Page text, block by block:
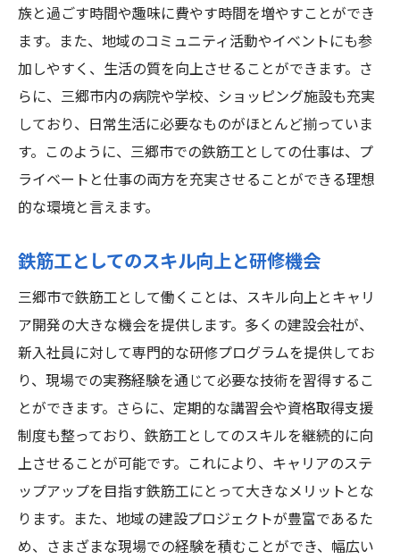
族と過ごす時間や趣味に費やす時間を増やすことができ
ます。また、地域のコミュニティ活動やイベントにも参
加しやすく、生活の質を向上させることができます。さ
らに、三郷市内の病院や学校、ショッピング施設も充実
しており、日常生活に必要なものがほとんど揃っていま
す。このように、三郷市での鉄筋工としての仕事は、プ
ライベートと仕事の両方を充実させることができる理想
的な環境と言えます。
鉄筋工としてのスキル向上と研修機会
三郷市で鉄筋工として働くことは、スキル向上とキャリ
ア開発の大きな機会を提供します。多くの建設会社が、
新入社員に対して専門的な研修プログラムを提供してお
り、現場での実務経験を通じて必要な技術を習得するこ
とができます。さらに、定期的な講習会や資格取得支援
制度も整っており、鉄筋工としてのスキルを継続的に向
上させることが可能です。これにより、キャリアのステ
ップアップを目指す鉄筋工にとって大きなメリットとな
ります。また、地域の建設プロジェクトが豊富であるた
め、さまざまな現場での経験を積むことができ、幅広い